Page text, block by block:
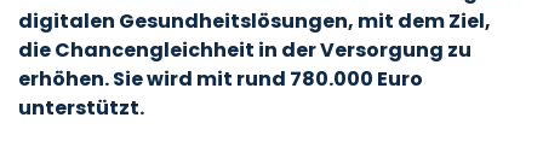
digitalen Gesundheitslösungen, mit dem Ziel,
die Chancengleichheit in der Versorgung zu
erhöhen. Sie wird mit rund 780.000 Euro
unterstützt.